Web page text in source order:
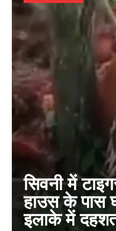
सिवनी में
हाउस के पास
इलाके में